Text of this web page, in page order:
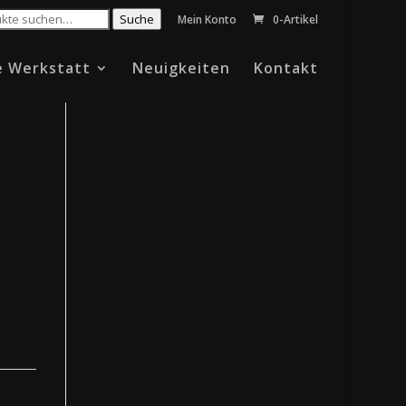
Suche Mein Konto 0-Artikel
Werkstatt Neuigkeiten Kontakt